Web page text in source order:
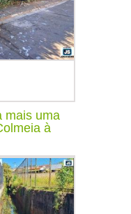
mais uma
à